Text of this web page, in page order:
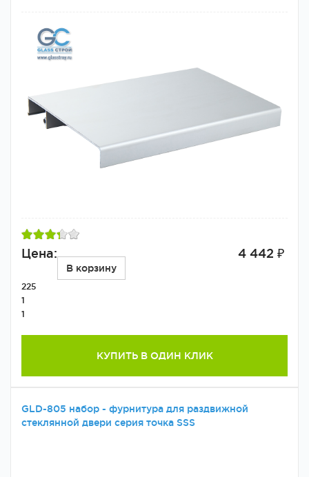
Цена: 4 442 ₽
В корзину
225
1
1
КУПИТЬ В ОДИН КЛИК
GLD-805 набор - фурнитура для раздвижной
стеклянной двери серия точка SSS